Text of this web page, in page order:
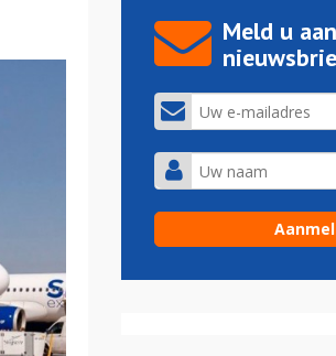
Meld u